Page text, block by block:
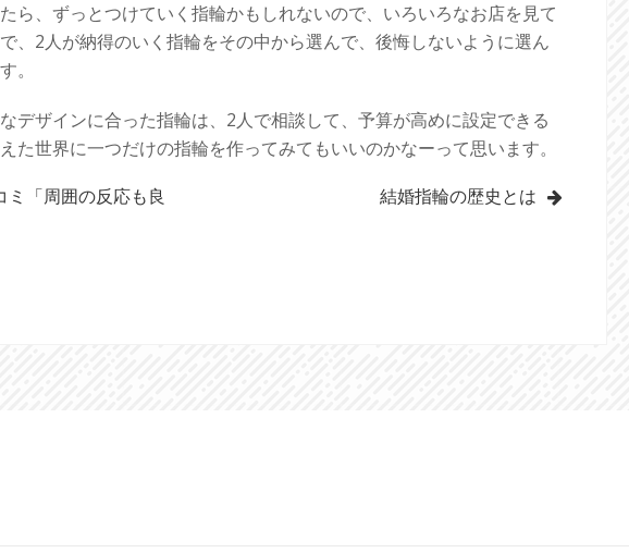
ら、ずっとつけていく指輪かもしれないので、いろいろなお店を見て
、2人が納得のいく指輪をその中から選んで、後悔しないように選ん
。
デザインに合った指輪は、2人で相談して、予算が高めに設定できる
た世界に一つだけの指輪を作ってみてもいいのかなーって思います。
ミ「周囲の反応も良
結婚指輪の歴史とは